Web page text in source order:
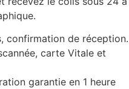
confirmation de réception.
carte Vitale et
garantie en 1 heure